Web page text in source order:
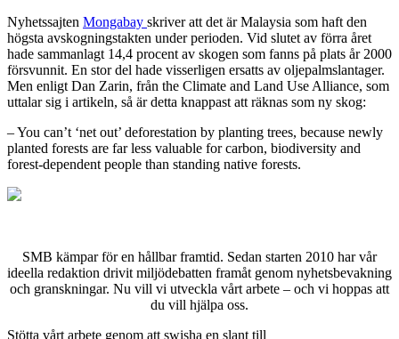
Nyhetssajten Mongabay skriver att det är Malaysia som haft den
högsta avskogningstakten under perioden. Vid slutet av förra året
hade sammanlagt 14,4 procent av skogen som fanns på plats år 2000
försvunnit. En stor del hade visserligen ersatts av oljepalmslantager.
Men enligt Dan Zarin, från the Climate and Land Use Alliance, som
uttalar sig i artikeln, så är detta knappast att räknas som ny skog:
– You can’t ‘net out’ deforestation by planting trees, because newly
planted forests are far less valuable for carbon, biodiversity and
forest-dependent people than standing native forests.
SMB kämpar för en hållbar framtid. Sedan starten 2010 har vår
ideella redaktion drivit miljödebatten framåt genom nyhetsbevakning
och granskningar. Nu vill vi utveckla vårt arbete – och vi hoppas att
du vill hjälpa oss.
Stötta vårt arbete genom att swisha en slant till